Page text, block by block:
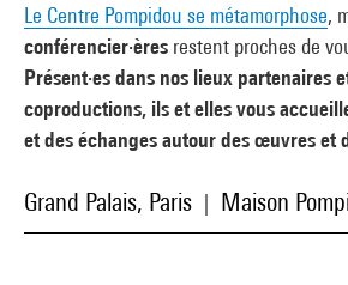
Le Centre Pompidou se métamorphose,
conférencier·ères restent proches de
Présent·es dans nos lieux partenaires
coproductions, ils et elles vous
et des échanges autour des œuvres et
Grand Palais, Paris Maison